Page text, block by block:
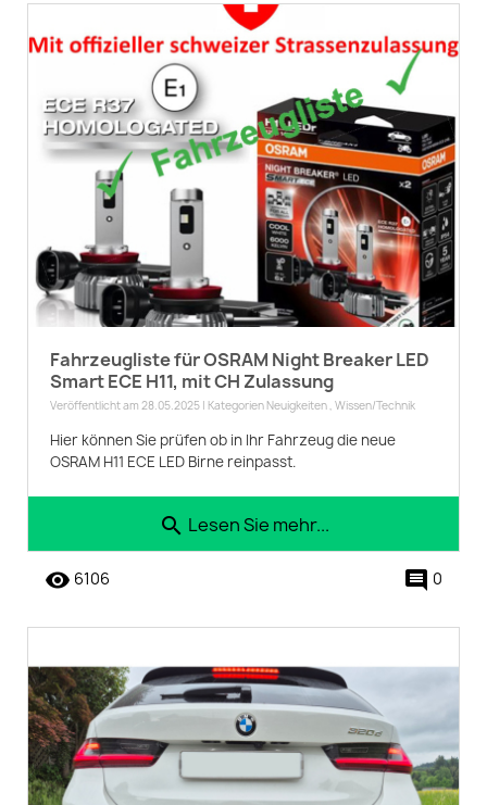
Fahrzeugliste für OSRAM Night Breaker LED
Smart ECE H11, mit CH Zulassung
Veröffentlicht am 28.05.2025 | Kategorien Neuigkeiten, Wissen/Technik
Hier können Sie prüfen ob in Ihr Fahrzeug die neue
OSRAM H11 ECE LED Birne reinpasst.
search Lesen Sie mehr...
remove_red_eye 6106 comment 0